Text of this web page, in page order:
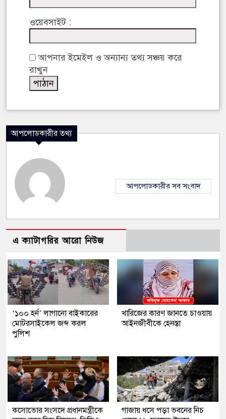
ওয়েবসাইট :
আপনার ইমেইল ও অন্যান্য তথ্য সঞ্চয় করে
রাখুন
আপলোডকারীর তথ্য
আপলোডকারীর সব সংবাদ
এ ক্যাটাগরির আরো নিউজ
‘১০০ হর্ন’ লাগানো বাইকারের
মোটরসাইকেল জব্দ করল
পুলিশ
খারিজের কারণ জানতে চাওয়ায়
আইনজীবীকে হেনস্তা
কসোভোর সংসদে প্রধানমন্ত্রীকে
গাজায় ধসে পড়া ভবনের নিচ